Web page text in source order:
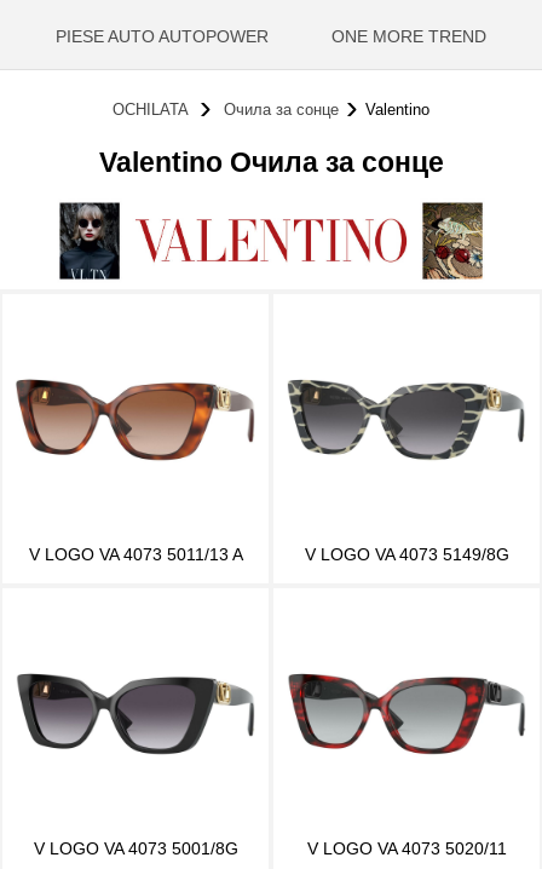
PIESE AUTO AUTOPOWER ONE MORE TREND
OCHILATA Очила за сонце Valentino
Valentino Очила за сонце
V LOGO VA 4073 5011/13 A V LOGO VA 4073 5149/8G
V LOGO VA 4073 5001/8G V LOGO VA 4073 5020/11